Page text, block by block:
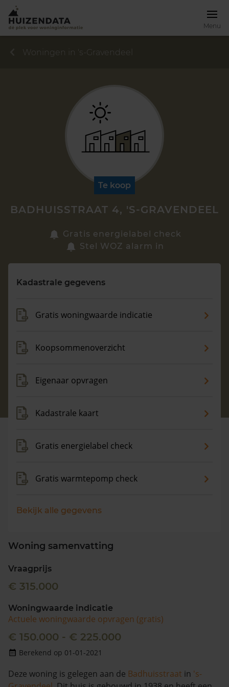
Menu
Zoek een woning
Maandag t/m vrijdag - 08:00 -18:00
Woningen in 's-Gravendeel
Te koop
BADHUISSTRAAT 4, 'S-GRAVENDEEL
Gratis energielabel check
Stel WOZ alarm in
Kadastrale gegevens
Gratis woningwaarde indicatie
Koopsommenoverzicht
Eigenaar opvragen
Kadastrale kaart
Gratis energielabel check
Gratis warmtepomp check
Bekijk alle gegevens
Woning samenvatting
Vraagprijs
€ 315.000
Woningwaarde indicatie
Actuele woningwaarde opvragen (gratis)
€ 150.000 - € 225.000
Berekend op 01-01-2021
Deze woning is gelegen aan de Badhuisstraat in 's-